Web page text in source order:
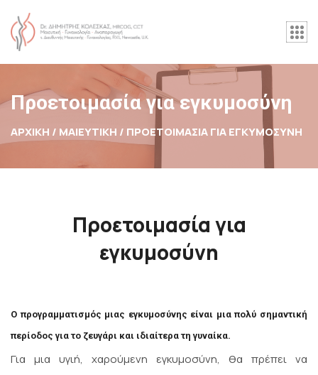
Προετοιμασία για εγκυμοσύνη
ΑΡΧΙΚΉ / ΜΑΙΕΥΤΙΚΗ / ΠΡΟΕΤΟΙΜΑΣΊΑ ΓΙΑ ΕΓΚΥΜΟΣΎΝΗ
Προετοιμασία για
εγκυμοσύνη
Ο προγραμματισμός μιας εγκυμοσύνης είναι μια πολύ σημαντική
περίοδος για το ζευγάρι και ιδιαίτερα τη γυναίκα.
Για μια υγιή, χαρούμενη εγκυμοσύνη, θα πρέπει να